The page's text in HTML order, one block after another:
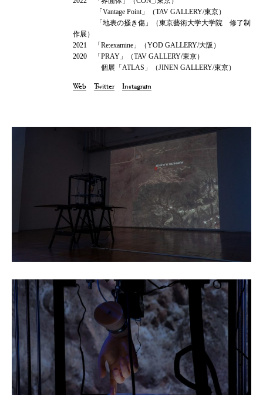
「Vantage Point」（TAV GALLERY/東京）
「地表の掻き傷」（東京藝術大学大学院 修了制
作展）
2021 「Re:examine」（YOD GALLERY/大阪）
2020 「PRAY」（TAV GALLERY/東京）
個展「ATLAS」（JINEN GALLERY/東京）
Web Twitter Instagram